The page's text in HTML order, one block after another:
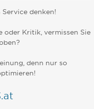
Service denken!
oder Kritik, vermissen Sie
denn nur so